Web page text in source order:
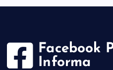
Facebook
Informa